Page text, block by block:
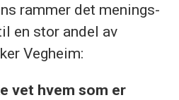
rammer det menings-
en stor andel av
Vegheim:
vet hvem som er